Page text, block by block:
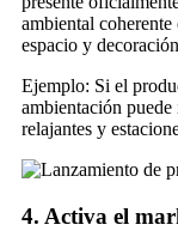
ambiental
espacio y
Ejemplo: Si el
ambientación
relajantes y
4. Activa el